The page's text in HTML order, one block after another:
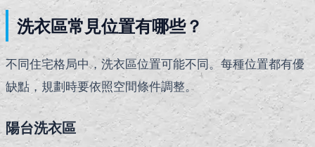
洗衣區常見位置有哪些？
不同住宅格局中，洗衣區位置可能不同。每種位置都有優
缺點，規劃時要依照空間條件調整。
陽台洗衣區